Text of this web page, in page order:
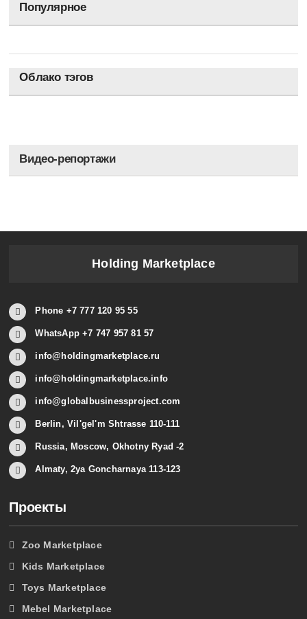
Популярное
Облако тэгов
Видео-репортажи
Holding Marketplace
Phone +7 777 120 95 55
WhatsApp +7 747 957 81 57
info@holdingmarketplace.ru
info@holdingmarketplace.info
info@globalbusinessproject.com
Berlin, Vil'gel'm Shtrasse 110-111
Russia, Moscow, Okhotny Ryad -2
Almaty, 2ya Goncharnaya 113-123
Проекты
Zoo Marketplace
Kids Marketplace
Toys Marketplace
Mebel Marketplace